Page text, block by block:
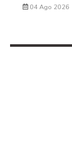
04 Ago 2026